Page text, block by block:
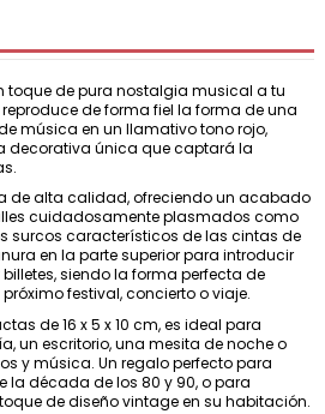
toque de pura nostalgia musical a tu
reproduce de forma fiel la forma de una
música en un llamativo tono rojo,
decorativa única que captará la
de alta calidad, ofreciendo un acabado
cuidadosamente plasmados como
surcos característicos de las cintas de
en la parte superior para introducir
siendo la forma perfecta de
festival, concierto o viaje.
de 16 x 5 x 10 cm, es ideal para
un escritorio, una mesita de noche o
y música. Un regalo perfecto para
la década de los 80 y 90, o para
de diseño vintage en su habitación.